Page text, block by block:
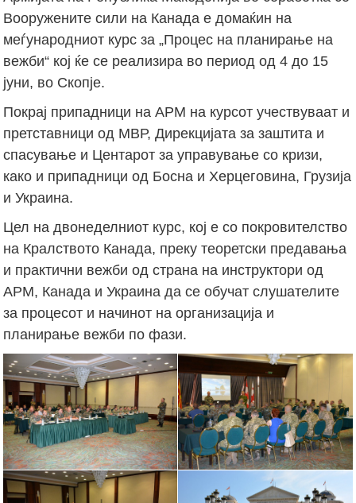
Вооружените сили на Канада е домаќин на
меѓународниот курс за „Процес на планирање на
вежби“ кој ќе се реализира во период од 4 до 15
јуни, во Скопје.
Покрај припадници на АРМ на курсот учествуваат и
претставници од МВР, Дирекцијата за заштита и
спасување и Центарот за управување со кризи,
како и припадници од Босна и Херцеговина, Грузија
и Украина.
Цел на двонеделниот курс, кој е со покровителство
на Кралството Канада, преку теоретски предавања
и практични вежби од страна на инструктори од
АРМ, Канада и Украина да се обучат слушателите
за процесот и начинот на организација и
планирање вежби по фази.